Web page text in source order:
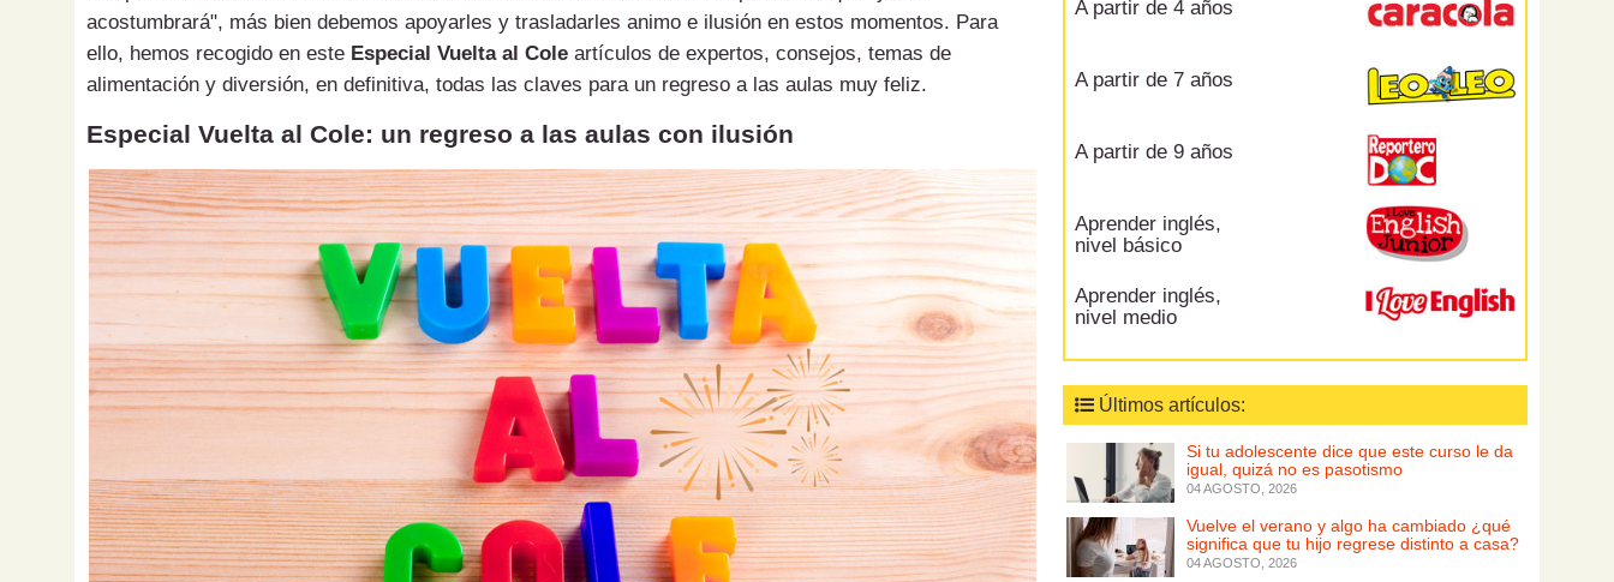
acostumbrará", más bien debemos apoyarles y trasladarles animo e ilusión en estos momentos. Para
ello, hemos recogido en este Especial Vuelta al Cole artículos de expertos, consejos, temas de
alimentación y diversión, en definitiva, todas las claves para un regreso a las aulas muy feliz.
Especial Vuelta al Cole: un regreso a las aulas con ilusión
A partir de 4 años
A partir de 7 años
A partir de 9 años
Aprender inglés,
nivel básico
Aprender inglés,
nivel medio
Últimos artículos:
Si tu adolescente dice que este curso le da
igual, quizá no es pasotismo
04 AGOSTO, 2026
Vuelve el verano y algo ha cambiado ¿qué
significa que tu hijo regrese distinto a casa?
04 AGOSTO, 2026